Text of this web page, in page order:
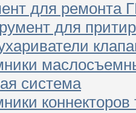
для ремонта
для
система